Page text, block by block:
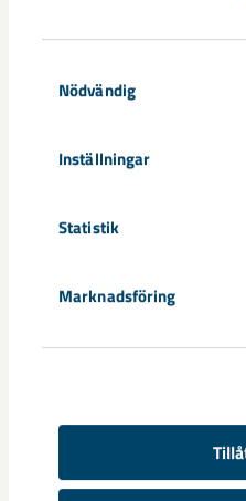
Nödvändig
Inställningar
Statistik
Marknadsföring
Kirunaborna fick under
när ungdomslandslag från
Spanien möttes i Scandiberico